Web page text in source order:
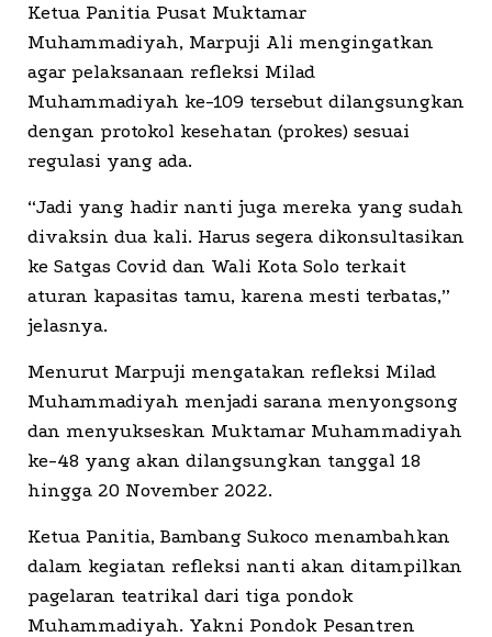
Ketua Panitia Pusat Muktamar
Muhammadiyah, Marpuji Ali mengingatkan
agar pelaksanaan refleksi Milad
Muhammadiyah ke-109 tersebut dilangsungkan
dengan protokol kesehatan (prokes) sesuai
regulasi yang ada.
“Jadi yang hadir nanti juga mereka yang sudah
divaksin dua kali. Harus segera dikonsultasikan
ke Satgas Covid dan Wali Kota Solo terkait
aturan kapasitas tamu, karena mesti terbatas,”
jelasnya.
Menurut Marpuji mengatakan refleksi Milad
Muhammadiyah menjadi sarana menyongsong
dan menyukseskan Muktamar Muhammadiyah
ke-48 yang akan dilangsungkan tanggal 18
hingga 20 November 2022.
Ketua Panitia, Bambang Sukoco menambahkan
dalam kegiatan refleksi nanti akan ditampilkan
pagelaran teatrikal dari tiga pondok
Muhammadiyah. Yakni Pondok Pesantren